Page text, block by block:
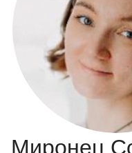
Миронец